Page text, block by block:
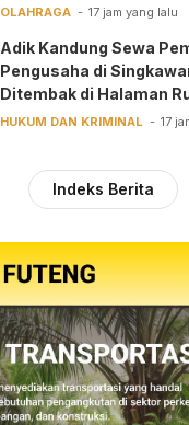
OLAHRAGA 17 jam yang lalu
Adik Kandung Sewa
Pengusaha di
Ditembak di Halaman
HUKUM DAN KRIMINAL 17
Indeks Berita